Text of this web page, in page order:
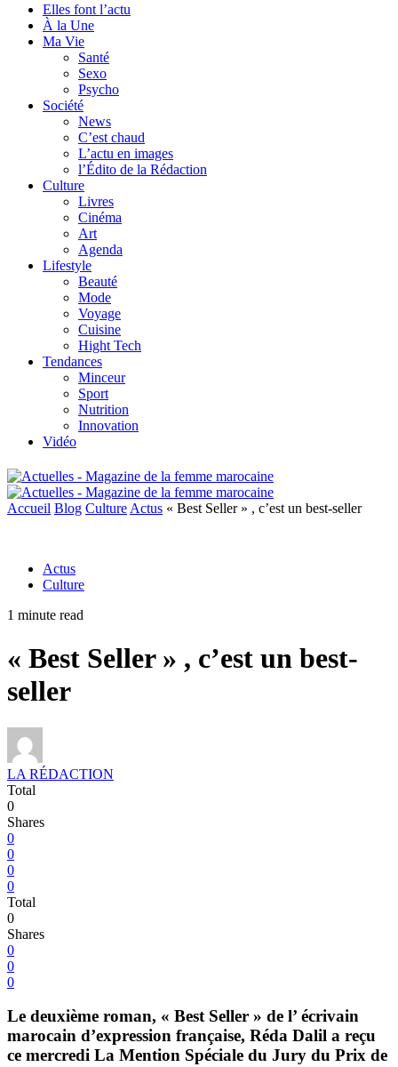
Elles font l’actu
À la Une
Ma Vie
Santé
Sexo
Psycho
Société
News
C’est chaud
L’actu en images
l’Édito de la Rédaction
Culture
Livres
Cinéma
Art
Agenda
Lifestyle
Beauté
Mode
Voyage
Cuisine
Hight Tech
Tendances
Minceur
Sport
Nutrition
Innovation
Vidéo
Accueil Blog Culture Actus « Best Seller » , c’est un best-seller
Actus
Culture
1 minute read
« Best Seller » , c’est un best-
seller
LA RÉDACTION
Total
0
Shares
0
0
0
0
Total
0
Shares
0
0
0
Le deuxième roman, « Best Seller » de l’ écrivain
marocain d’expression française, Réda Dalil a reçu
ce mercredi La Mention Spéciale du Jury du Prix de